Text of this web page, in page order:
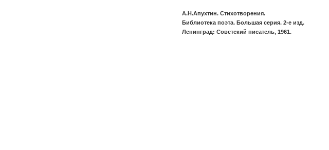
А.Н.Апухтин. Стихотворения.
Библиотека поэта. Большая серия. 2-е изд.
Ленинград: Советский писатель, 1961.